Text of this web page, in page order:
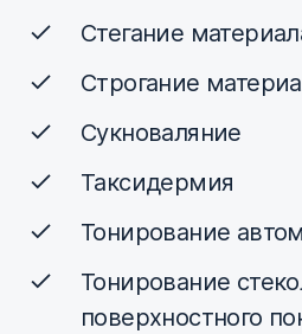
Стегание
Строгание
Сукноваляние
Таксидермия
Тонирование
Тонирование
поверхностного